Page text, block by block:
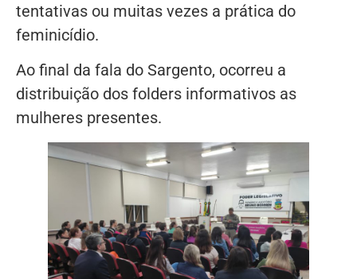
tentativas ou muitas vezes a prática do
feminicídio.
Ao final da fala do Sargento, ocorreu a
distribuição dos folders informativos as
mulheres presentes.